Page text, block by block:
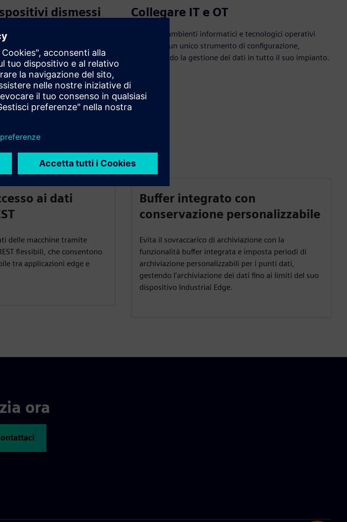
dismessi
più vecchie
indipendente dalla
i dispositivi legacy insieme a
Collegare IT e OT
Mappa gli ambienti informatici e tecnologici operativi
attraverso un unico strumento di configurazione,
semplificando la gestione dei dati in tutto il suo impianto.
ai dati
delle macchine tramite
flessibili, che consentono
tra applicazioni edge e
Buffer integrato con
conservazione personalizzabile
Evita il sovraccarico di archiviazione con la
funzionalità buffer integrata e imposta periodi di
archiviazione personalizzabili per i punti dati,
gestendo l'archiviazione dei dati fino ai limiti del suo
dispositivo Industrial Edge.
ora